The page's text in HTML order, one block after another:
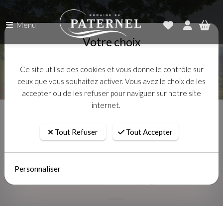
Menu
Huile d'olive Extra vierge -
Récolte 2025
Votre choix
Ce site utilise des cookies et vous donne le contrôle sur
ceux que vous souhaitez activer. Vous avez le choix de les
accepter ou de les refuser pour naviguer sur notre site
internet.
Tout Refuser Tout Accepter
Personnaliser